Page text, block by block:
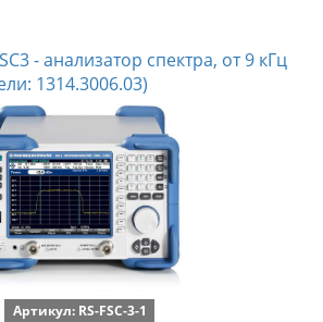
- анализатор спектра, от 9 кГц
1314.3006.03)
Артикул: RS-FSC-3-1